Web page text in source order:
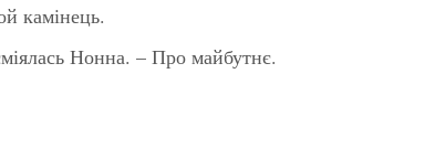
камінець.
Нонна. – Про майбутнє.